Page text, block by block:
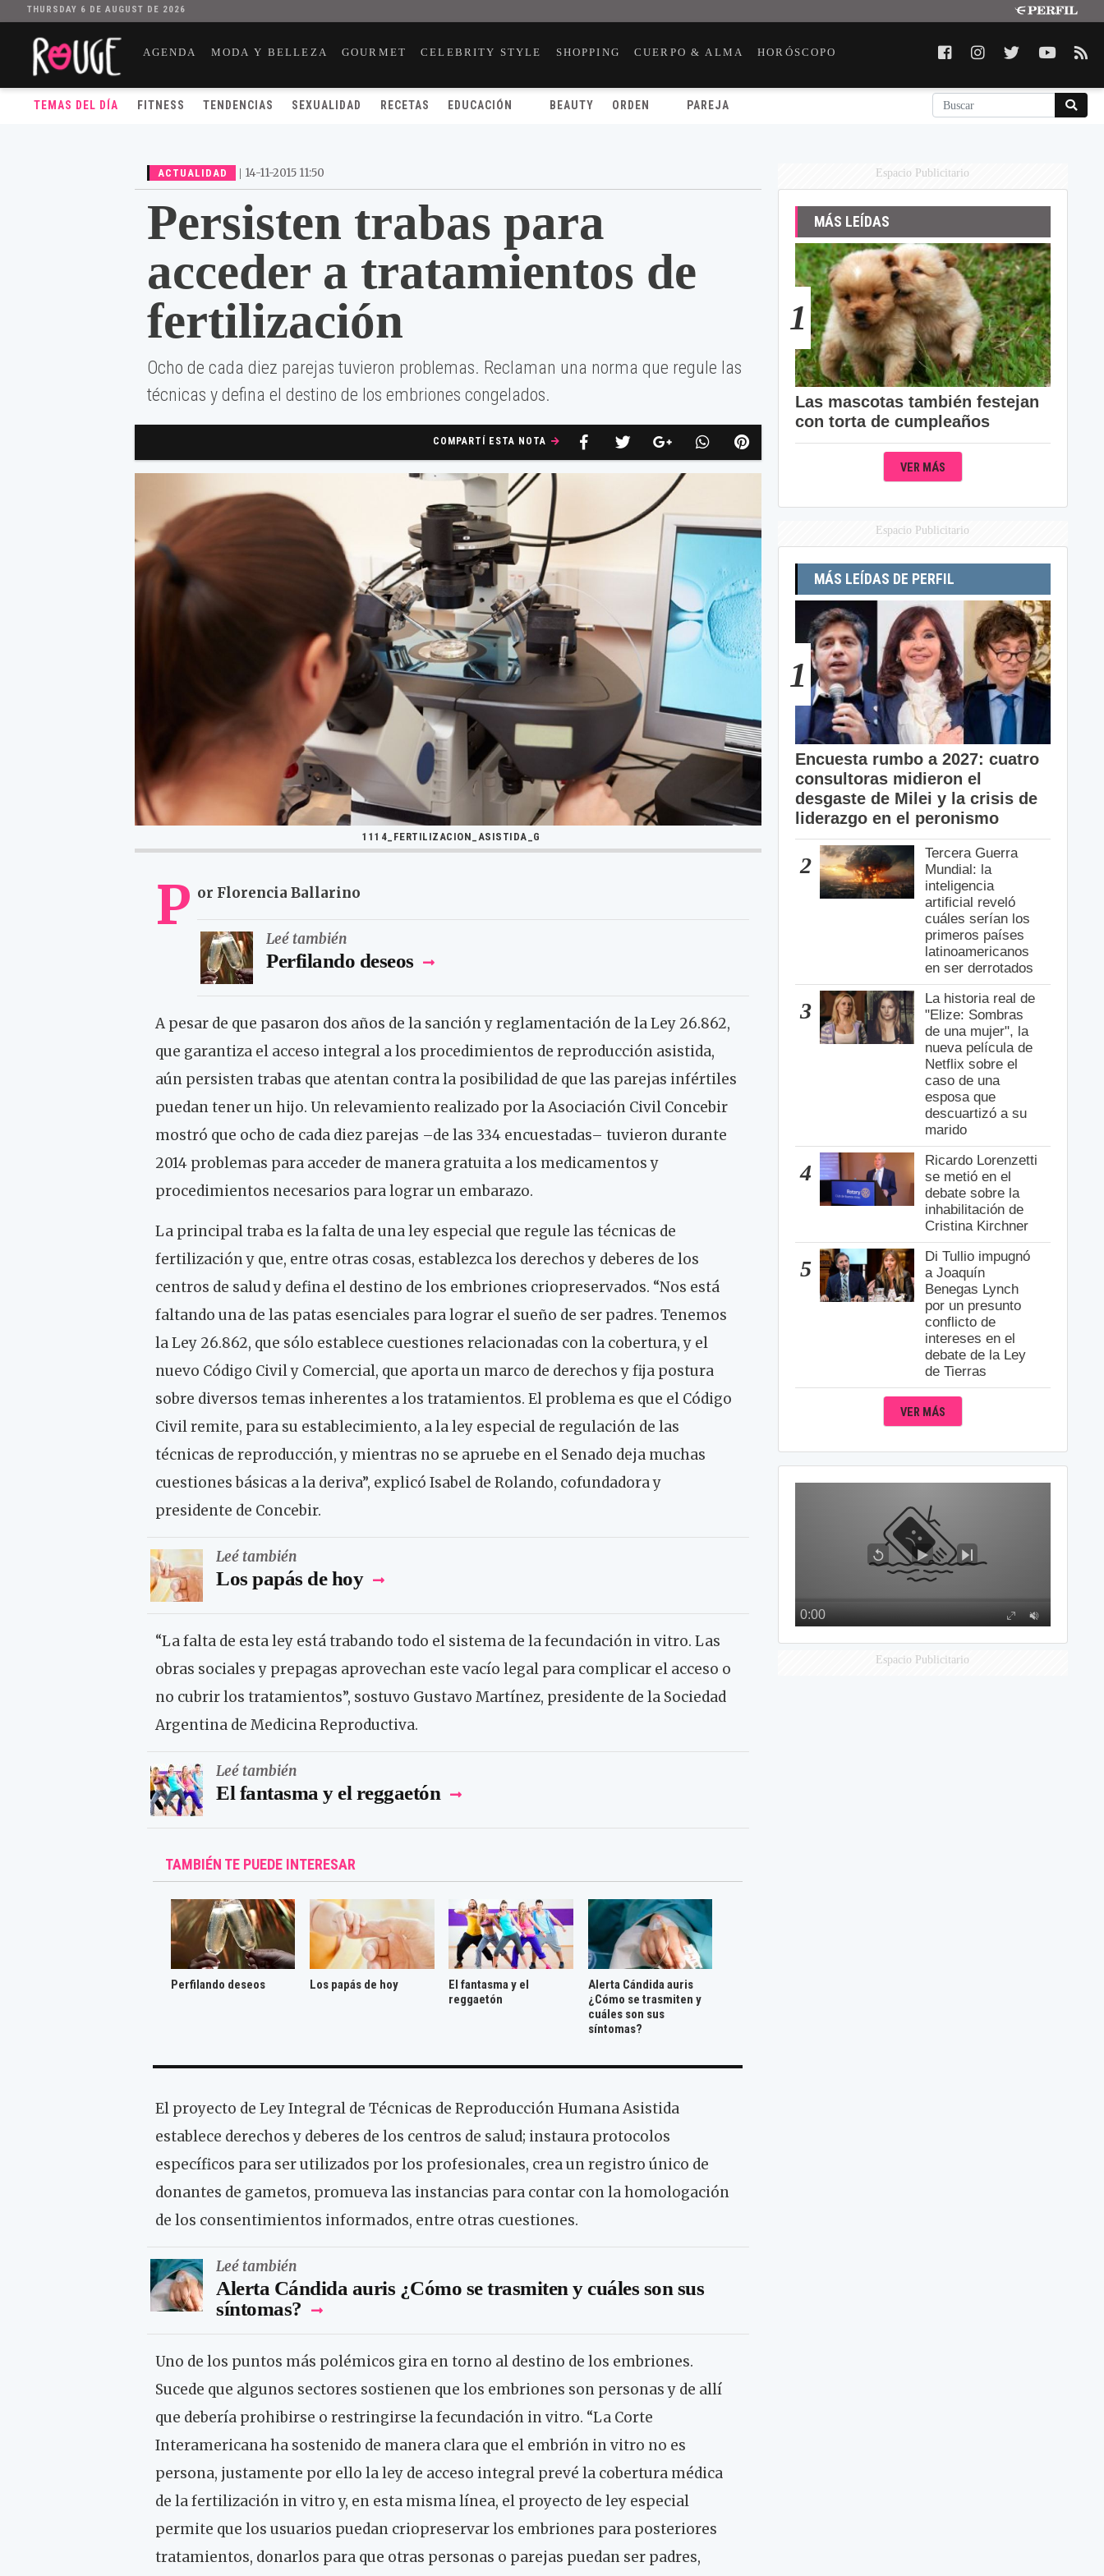
THURSDAY 6 DE AUGUST DE 2026
AGENDA MODA Y BELLEZA GOURMET CELEBRITY STYLE SHOPPING CUERPO & ALMA HORÓSCOPO
TEMAS DEL DÍA FITNESS TENDENCIAS SEXUALIDAD RECETAS EDUCACIÓN BEAUTY ORDEN PAREJA
ACTUALIDAD | 14-11-2015 11:50
Persisten trabas para
acceder a tratamientos de
fertilización
Ocho de cada diez parejas tuvieron problemas. Reclaman una norma que regule las
técnicas y defina el destino de los embriones congelados.
COMPARTÍ ESTA NOTA
1114_FERTILIZACION_ASISTIDA_G
P or Florencia Ballarino
Leé también
Perfilando deseos
A pesar de que pasaron dos años de la sanción y reglamentación de la Ley 26.862,
que garantiza el acceso integral a los procedimientos de reproducción asistida,
aún persisten trabas que atentan contra la posibilidad de que las parejas infértiles
puedan tener un hijo. Un relevamiento realizado por la Asociación Civil Concebir
mostró que ocho de cada diez parejas –de las 334 encuestadas­– tuvieron durante
2014 problemas para acceder de manera gratuita a los medicamentos y
procedimientos necesarios para lograr un embarazo.
La principal traba es la falta de una ley especial que regule las técnicas de
fertilización y que, entre otras cosas, establezca los derechos y deberes de los
centros de salud y defina el destino de los embriones criopreservados. “Nos está
faltando una de las patas esenciales para lograr el sueño de ser padres. Tenemos
la Ley 26.862, que sólo establece cuestiones relacionadas con la cobertura, y el
nuevo Código Civil y Comercial, que aporta un marco de derechos y fija postura
sobre diversos temas inherentes a los tratamientos. El problema es que el Código
Civil remite, para su establecimiento, a la ley especial de regulación de las
técnicas de reproducción, y mientras no se apruebe en el Senado deja muchas
cuestiones básicas a la deriva”, explicó Isabel de Rolando, cofundadora y
presidente de Concebir.
Leé también
Los papás de hoy
“La falta de esta ley está trabando todo el sistema de la fecundación in vitro. Las
obras sociales y prepagas aprovechan este vacío legal para complicar el acceso o
no cubrir los tratamientos”, sostuvo Gustavo Martínez, presidente de la Sociedad
Argentina de Medicina Reproductiva.
Leé también
El fantasma y el reggaetón
TAMBIÉN TE PUEDE INTERESAR
Perfilando deseos Los papás de hoy
El fantasma y el
reggaetón
Alerta Cándida auris
¿Cómo se trasmiten y
cuáles son sus
síntomas?
El proyecto de Ley Integral de Técnicas de Reproducción Humana Asistida
establece derechos y deberes de los centros de salud; instaura protocolos
específicos para ser utilizados por los profesionales, crea un registro único de
donantes de gametos, promueva las instancias para contar con la homologación
de los consentimientos informados, entre otras cuestiones.
Leé también
Alerta Cándida auris ¿Cómo se trasmiten y cuáles son sus
síntomas?
Uno de los puntos más polémicos gira en torno al destino de los embriones.
Sucede que algunos sectores sostienen que los embriones son personas y de allí
que debería prohibirse o restringirse la fecundación in vitro. “La Corte
Interamericana ha sostenido de manera clara que el embrión in vitro no es
persona, justamente por ello la ley de acceso integral prevé la cobertura médica
de la fertilización in vitro y, en esta misma línea, el proyecto de ley especial
permite que los usuarios puedan criopreservar los embriones para posteriores
tratamientos, donarlos para que otras personas o parejas puedan ser padres,
Espacio Publicitario
MÁS LEÍDAS
1
Las mascotas también festejan
con torta de cumpleaños
VER MÁS
Espacio Publicitario
MÁS LEÍDAS DE PERFIL
1
Encuesta rumbo a 2027: cuatro
consultoras midieron el
desgaste de Milei y la crisis de
liderazgo en el peronismo
2
Tercera Guerra
Mundial: la
inteligencia
artificial reveló
cuáles serían los
primeros países
latinoamericanos
en ser derrotados
3
La historia real de
"Elize: Sombras
de una mujer", la
nueva película de
Netflix sobre el
caso de una
esposa que
descuartizó a su
marido
4
Ricardo Lorenzetti
se metió en el
debate sobre la
inhabilitación de
Cristina Kirchner
5
Di Tullio impugnó
a Joaquín
Benegas Lynch
por un presunto
conflicto de
intereses en el
debate de la Ley
de Tierras
VER MÁS
Espacio Publicitario